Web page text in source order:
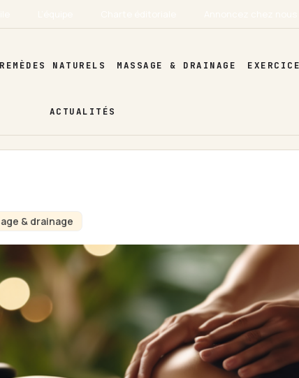
REMÈDES NATURELS MASSAGE & DRAINAGE
ACTUALITÉS
& drainage